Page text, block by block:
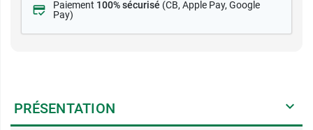
Paiement 100% sécurisé (CB, Apple Pay, Google
Pay)
PRÉSENTATION